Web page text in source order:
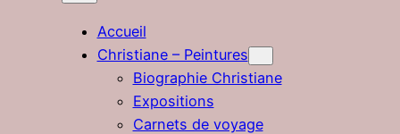
Accueil
Christiane – Peintures
Biographie Christiane
Expositions
Carnets de voyage